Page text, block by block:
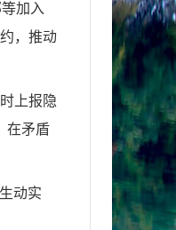
加入
，推动
上报隐
在矛盾
动实